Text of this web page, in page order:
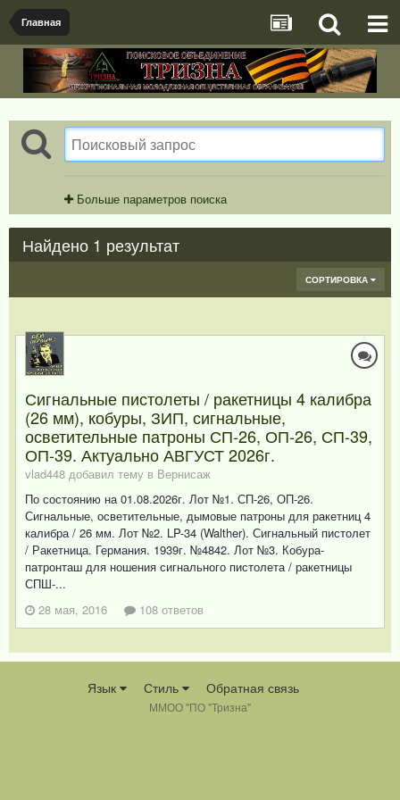
Главная
Больше параметров поиска
Найдено 1 результат
СОРТИРОВКА
Сигнальные пистолеты / ракетницы 4 калибра
(26 мм), кобуры, ЗИП, сигнальные,
осветительные патроны СП-26, ОП-26, СП-39,
ОП-39. Актуально АВГУСТ 2026г.
vlad448 добавил тему в Вернисаж
По состоянию на 01.08.2026г. Лот №1. СП-26, ОП-26.
Сигнальные, осветительные, дымовые патроны для ракетниц 4
калибра / 26 мм. Лот №2. LP-34 (Walther). Сигнальный пистолет
/ Ракетница. Германия. 1939г. №4842. Лот №3. Кобура-
патронташ для ношения сигнального пистолета / ракетницы
СПШ-...
28 мая, 2016
108 ответов
Язык Стиль Обратная связь
ММОО "ПО "Тризна"